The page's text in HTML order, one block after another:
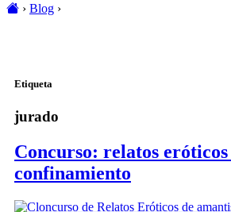
› Blog ›
Etiqueta
jurado
Concurso: relatos eróticos
confinamiento